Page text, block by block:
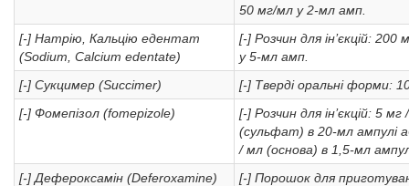
50 мг/мл у 2-мл амп.
[-] Натрію, Кальцію едентат
(Sodium, Сalcium edentate)
[-] Розчин для ін’єкцій: 200
у 5-мл амп.
[-] Сукцимер (Succimer)
[-] Тверді оральні форми:
[-] Фомепізол (fomepizole)
[-] Розчин для ін’єкцій: 5 мг
(сульфат) в 20-мл ампулі
/ мл (основа) в 1,5-мл
[-] Дефероксамін (Deferoxamine)
[-] Порошок для